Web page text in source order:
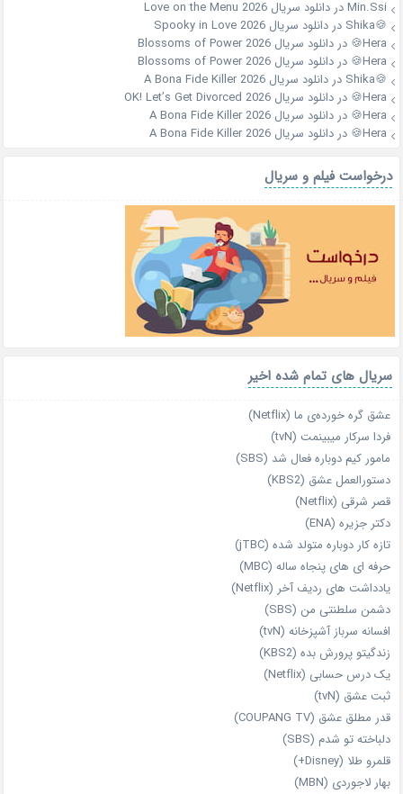
Min.Ssiدردانلود سریال Love on the Menu 2026
🍪Shika
دردانلود سریال Spooky in Love 2026
Hera🍪
دردانلود سریال Blossoms of Power 2026
Hera🍪
دردانلود سریال Blossoms of Power 2026
🍪Shika
دردانلود سریال A Bona Fide Killer 2026
Hera🍪
دردانلود سریال OK! Let’s Get Divorced 2026
Hera🍪
دردانلود سریال A Bona Fide Killer 2026
Hera🍪
دردانلود سریال A Bona Fide Killer 2026
درخواست فیلم و سریال
سریال های تمام شده اخیر
عشق گره خورده‌ی ما (Netflix)
فردا سرکار میبینمت (tvN)
مامور کیم دوباره فعال شد (SBS)
دستورالعمل عشق (KBS2)
قصر شرقی (Netflix)
دکتر جزیره (ENA)
تازه‌ کار دوباره‌ متولد شده (jTBC)
حرفه‌ ای‌ های پنجاه‌ ساله (MBC)
یادداشت‌ های ردیف آخر (Netflix)
دشمن سلطنتی من (SBS)
افسانه سرباز آشپزخانه (tvN)
زندگیتو پرورش بده (KBS2)
یک درس حسابی (Netflix)
ثبت عشق (tvN)
قدر مطلق عشق (COUPANG TV)
دلباخته تو شدم (SBS)
قلمرو طلا (Disney+)
بهار لاجوردی (MBN)